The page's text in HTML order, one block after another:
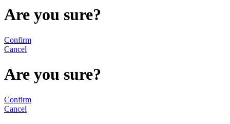
Are you sure?
Confirm
Cancel
Are you sure?
Confirm
Cancel